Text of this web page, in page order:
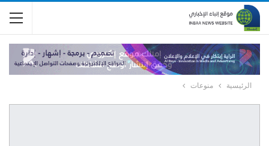
الرئيسية منوعات